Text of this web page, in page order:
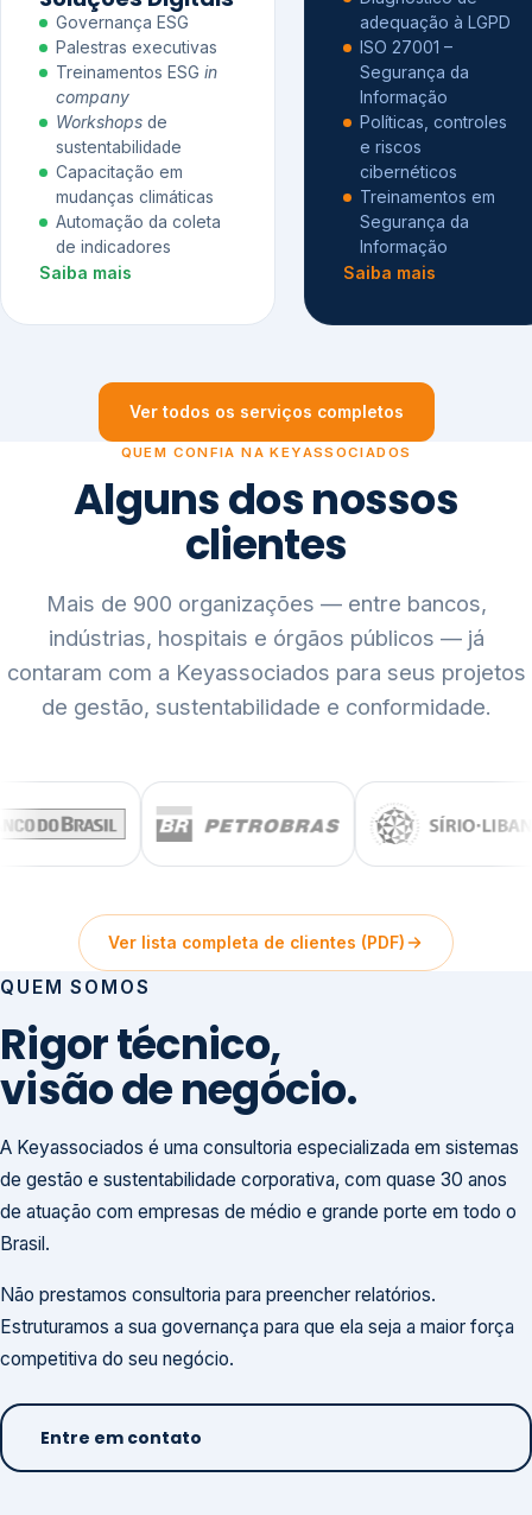
Governança ESG
Palestras executivas
Treinamentos ESG in
company
Workshops de
sustentabilidade
Capacitação em
mudanças climáticas
Automação da coleta
de indicadores
Saiba mais
adequação à LGPD
ISO 27001 –
Segurança da
Informação
Políticas, controles
e riscos
cibernéticos
Treinamentos em
Segurança da
Informação
Saiba mais
Ver todos os serviços completos
QUEM CONFIA NA KEYASSOCIADOS
Alguns dos nossos
clientes
Mais de 900 organizações — entre bancos,
indústrias, hospitais e órgãos públicos — já
contaram com a Keyassociados para seus projetos
de gestão, sustentabilidade e conformidade.
Ver lista completa de clientes (PDF)
QUEM SOMOS
Rigor técnico,
visão de negócio.
A Keyassociados é uma consultoria especializada em sistemas
de gestão e sustentabilidade corporativa, com quase 30 anos
de atuação com empresas de médio e grande porte em todo o
Brasil.
Não prestamos consultoria para preencher relatórios.
Estruturamos a sua governança para que ela seja a maior força
competitiva do seu negócio.
Entre em contato